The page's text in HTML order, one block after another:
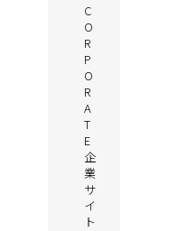
C
O
R
P
O
R
A
T
E
企
業
サ
イ
ト